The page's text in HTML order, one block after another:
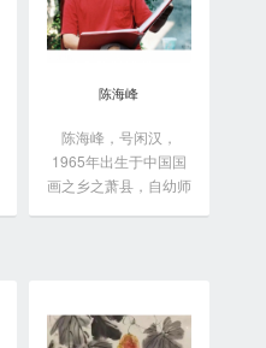
陈海峰
陈海峰，号闲汉，
1965年出生于中国国
画之乡之萧县，自幼师